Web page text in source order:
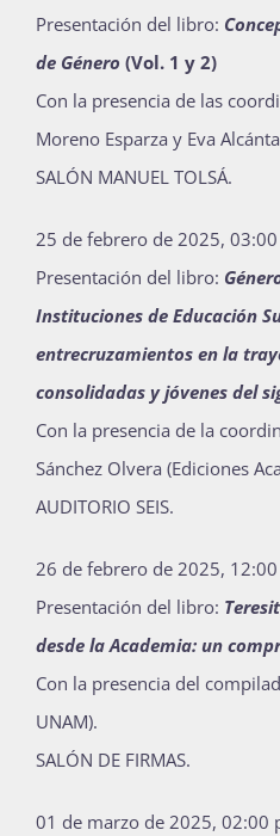
Presentación del libro:
de Género (Vol. 1 y 2)
Con la presencia de las
Moreno Esparza y Eva
SALÓN MANUEL TOLSÁ.
25 de febrero de 2025,
Presentación del libro:
Instituciones de Educación
entrecruzamientos en la
consolidadas y jóvenes del
Con la presencia de la
Sánchez Olvera (Ediciones
AUDITORIO SEIS.
26 de febrero de 2025,
Presentación del libro:
desde la Academia: un
Con la presencia del
UNAM).
SALÓN DE FIRMAS.
01 de marzo de 2025, 02:00